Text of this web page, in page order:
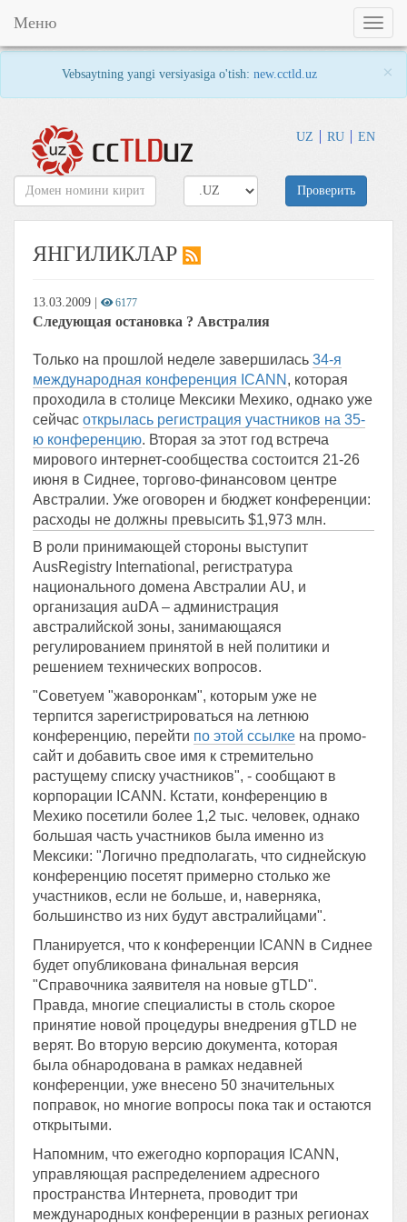
Vebsaytning yangi versiyasiga o'tish: new.cctld.uz ×
UZ RU EN
Toggle
Меню
Проверить
ЯНГИЛИКЛАР
13.03.2009 6177
Следующая остановка ? Австралия
Только на прошлой неделе завершилась 34-я
международная конференция ICANN , которая
проходила в столице Мексики Мехико, однако уже
сейчас открылась регистрация участников на 35-
ю конференцию. Вторая за этот год встреча
мирового интернет-сообщества состоится 21-26
июня в Сиднее, торгово-финансовом центре
Австралии. Уже оговорен и бюджет конференции:
расходы не должны превысить $1,973 млн.
В роли принимающей стороны выступит
AusRegistry International, регистратура
национального домена Австралии AU, и
организация auDA – администрация
австралийской зоны, занимающаяся
регулированием принятой в ней политики и
решением технических вопросов.
"Советуем "жаворонкам", которым уже не
терпится зарегистрироваться на летнюю
конференцию, перейти по этой ссылке на промо-
сайт и добавить свое имя к стремительно
растущему списку участников", - сообщают в
корпорации ICANN. Кстати, конференцию в
Мехико посетили более 1,2 тыс. человек, однако
большая часть участников была именно из
Мексики: "Логично предполагать, что сиднейскую
конференцию посетят примерно столько же
участников, если не больше, и, наверняка,
большинство из них будут австралийцами".
Планируется, что к конференции ICANN в Сиднее
будет опубликована финальная версия
"Справочника заявителя на новые gTLD".
Правда, многие специалисты в столь скорое
принятие новой процедуры внедрения gTLD не
верят. Во вторую версию документа, которая
была обнародована в рамках недавней
конференции, уже внесено 50 значительных
поправок, но многие вопросы пока так и остаются
открытыми.
Напомним, что ежегодно корпорация ICANN,
управляющая распределением адресного
пространства Интернета, проводит три
международных конференции в разных регионах